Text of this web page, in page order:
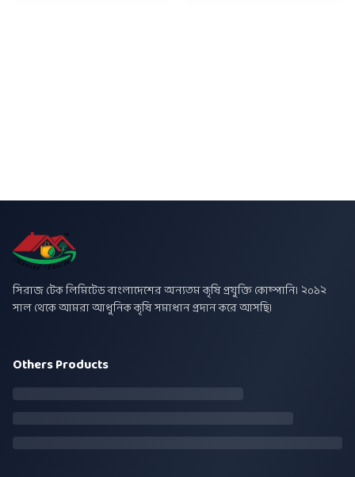
সিরাজ টেক লিমিটেড বাংলাদেশের অন্যতম কৃষি প্রযুক্তি কোম্পানি। ২০১২
সাল থেকে আমরা আধুনিক কৃষি সমাধান প্রদান করে আসছি।
Others Products